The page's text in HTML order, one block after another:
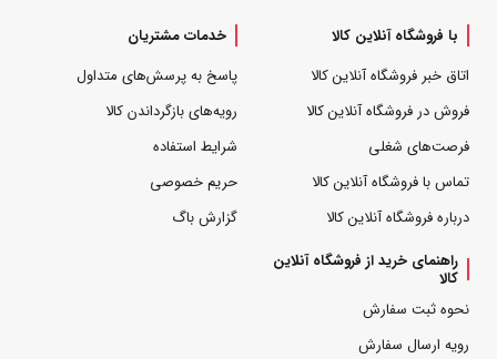
با فروشگاه آنلاین کالا
اتاق خبر فروشگاه آنلاین کالا
فروش در فروشگاه آنلاین کالا
فرصت‌های شغلی
تماس با فروشگاه آنلاین کالا
درباره فروشگاه آنلاین کالا
خدمات مشتریان
پاسخ به پرسش‌های متداول
رویه‌های بازگرداندن کالا
شرایط استفاده
حریم خصوصی
گزارش باگ
راهنمای خرید از فروشگاه آنلاین
کالا
نحوه ثبت سفارش
رویه ارسال سفارش